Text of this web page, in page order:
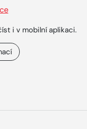
i v mobilní aplikaci.